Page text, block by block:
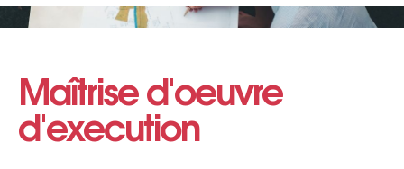
Maîtrise d'oeuvre
d'execution